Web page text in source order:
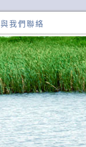
與我們聯絡